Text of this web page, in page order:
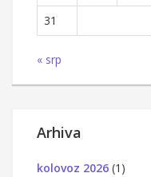
31
« srp
Arhiva
kolovoz 2026 (1)